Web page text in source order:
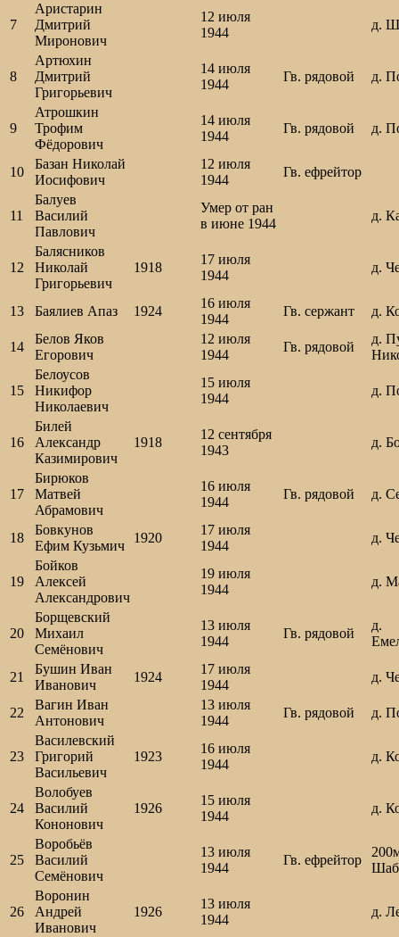
7
Аристарин
Дмитрий
Миронович
12 июля
1944
д.
8
Артюхин
Дмитрий
Григорьевич
14 июля
1944
Гв. рядовой д.
9
Атрошкин
Трофим
Фёдорович
14 июля
1944
Гв. рядовой д.
10
Базан Николай
Иосифович
12 июля
1944
Гв. ефрейтор
11
Балуев
Василий
Павлович
Умер от ран
в июне 1944
д.
12
Балясников
Николай
Григорьевич
1918
17 июля
1944
д.
13 Баялиев Апаз 1924
16 июля
1944
Гв. сержант д.
14
Белов Яков
Егорович
12 июля
1944
Гв. рядовой
д.
15
Белоусов
Никифор
Николаевич
15 июля
1944
д.
16
Билей
Александр
Казимирович
1918
12 сентября
1943
д.
17
Бирюков
Матвей
Абрамович
16 июля
1944
Гв. рядовой д.
18
Бовкунов
Ефим Кузьмич
1920
17 июля
1944
д.
19
Бойков
Алексей
Александрович
19 июля
1944
д.
20
Борщевский
Михаил
Семёнович
13 июля
1944
Гв. рядовой
д.
21
Бушин Иван
Иванович
1924
17 июля
1944
д.
22
Вагин Иван
Антонович
13 июля
1944
Гв. рядовой д.
23
Василевский
Григорий
Васильевич
1923
16 июля
1944
д.
24
Волобуев
Василий
Кононович
1926
15 июля
1944
д.
25
Воробьёв
Василий
Семёнович
13 июля
1944
Гв. ефрейтор
26
Воронин
Андрей
Иванович
1926
13 июля
1944
д.